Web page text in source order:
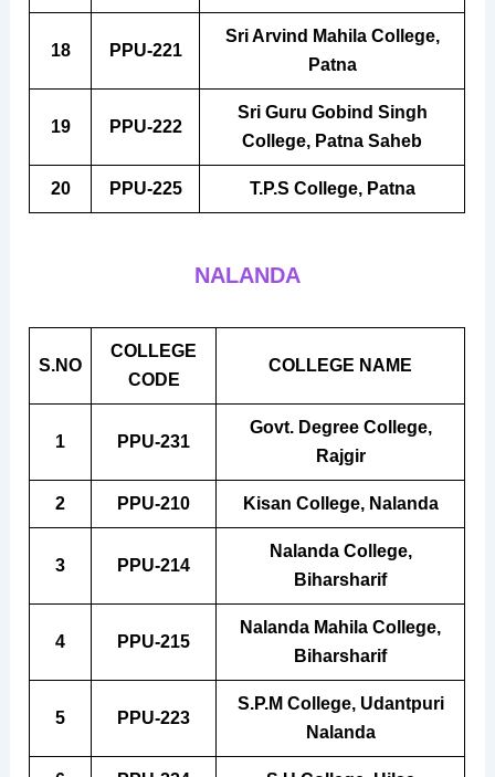
18 PPU-221
Sri Arvind Mahila College,
Patna
19 PPU-222
Sri Guru Gobind Singh
College, Patna Saheb
20 PPU-225 T.P.S College, Patna
NALANDA
S.NO
COLLEGE
CODE
COLLEGE NAME
1 PPU-231
Govt. Degree College,
Rajgir
2 PPU-210 Kisan College, Nalanda
3 PPU-214
Nalanda College,
Biharsharif
4 PPU-215
Nalanda Mahila College,
Biharsharif
5 PPU-223
S.P.M College, Udantpuri
Nalanda